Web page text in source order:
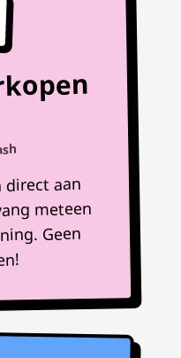
direct aan
meteen
Geen